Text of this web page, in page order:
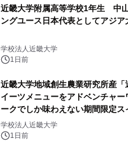
近畿大学附属高等学校1年生 中
ングユース日本代表としてアジア
学校法人近畿大学
1日前
近畿大学地域創生農業研究所産
イーツメニューをアドベンチャ
ークでしか味わえない期間限定ス
学校法人近畿大学
1日前